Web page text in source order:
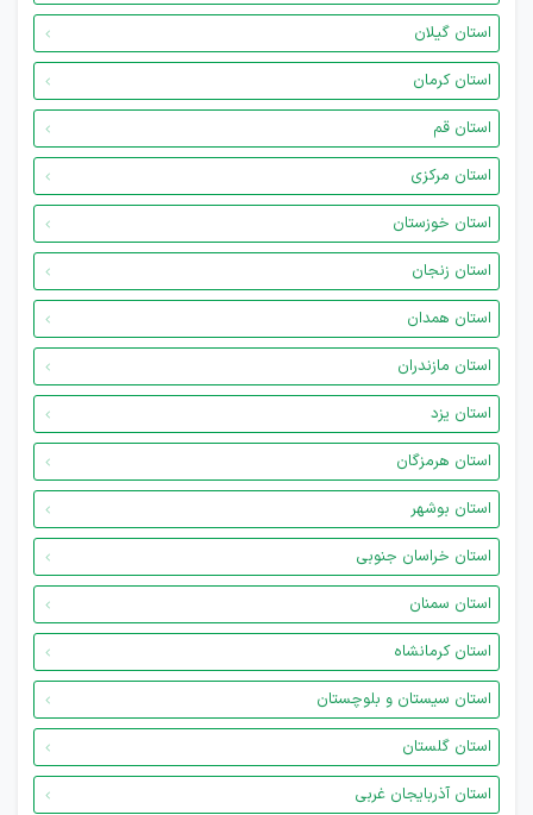
استان گیلان
استان کرمان
استان قم
استان مرکزی
استان خوزستان
استان زنجان
استان همدان
استان مازندران
استان یزد
استان هرمزگان
استان بوشهر
استان خراسان جنوبی
استان سمنان
استان کرمانشاه
استان سیستان و بلوچستان
استان گلستان
استان آذربایجان غربی